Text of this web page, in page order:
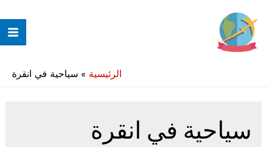
إلى
المحتوى
الرئيسية » سياحية في انقرة
سياحية في انقرة